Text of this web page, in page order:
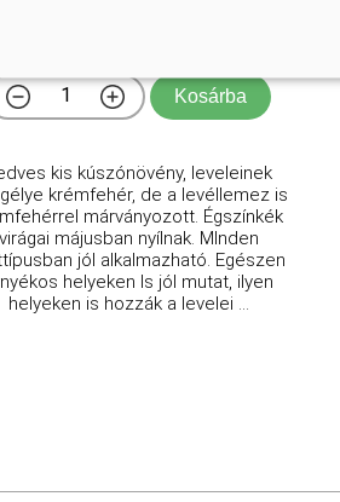
Kosárba
kis kúszónövény, leveleinek
krémfehér, de a levéllemez is
márványozott. Égszínkék
virágai májusban nyílnak. MInden
jól alkalmazható. Egészen
helyeken ls jól mutat, ilyen
helyeken is hozzák a levelei ...